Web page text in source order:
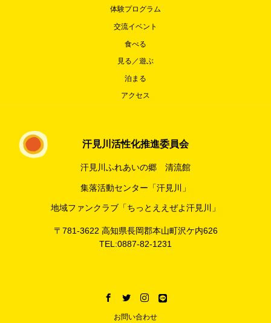
体験プログラム
交流イベント
食べる
見る／遊ぶ
泊まる
アクセス
汗見川活性化推進委員会
汗見川ふれあいの郷 清流館
集落活動センター「汗見川」
地域ファンクラブ「ちっとええぜよ汗見川」
〒781-3622 高知県長岡郡本山町沢ケ内626
TEL:0887-82-1231
お問い合わせ